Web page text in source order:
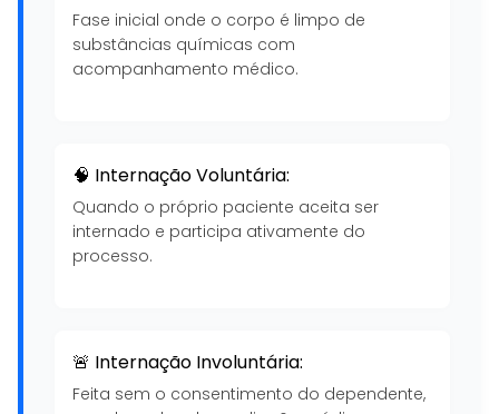
Fase inicial onde o corpo é limpo de
substâncias químicas com
acompanhamento médico.
🧠 Internação Voluntária:
Quando o próprio paciente aceita ser
internado e participa ativamente do
processo.
🚨 Internação Involuntária:
Feita sem o consentimento do dependente,